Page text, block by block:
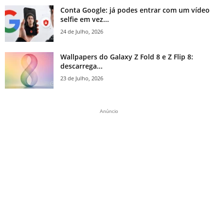
Conta Google: já podes entrar com um vídeo
selfie em vez...
24 de Julho, 2026
Wallpapers do Galaxy Z Fold 8 e Z Flip 8:
descarrega...
23 de Julho, 2026
Anúncio